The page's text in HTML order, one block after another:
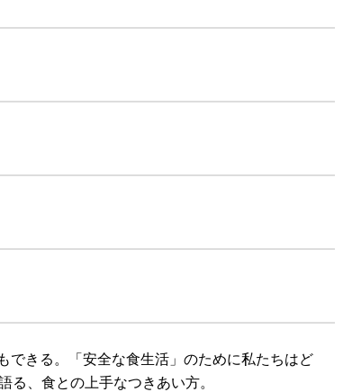
できる。「安全な食生活」のために私たちはど
る、食との上手なつきあい方。